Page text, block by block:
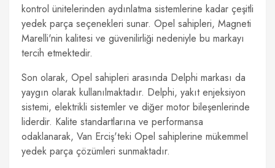
kontrol ünitelerinden aydınlatma sistemlerine kadar çeşitli
yedek parça seçenekleri sunar. Opel sahipleri, Magneti
Marelli'nin kalitesi ve güvenilirliği nedeniyle bu markayı
tercih etmektedir.
Son olarak, Opel sahipleri arasında Delphi markası da
yaygın olarak kullanılmaktadır. Delphi, yakıt enjeksiyon
sistemi, elektrikli sistemler ve diğer motor bileşenlerinde
liderdir. Kalite standartlarına ve performansa
odaklanarak, Van Erciş'teki Opel sahiplerine mükemmel
yedek parça çözümleri sunmaktadır.